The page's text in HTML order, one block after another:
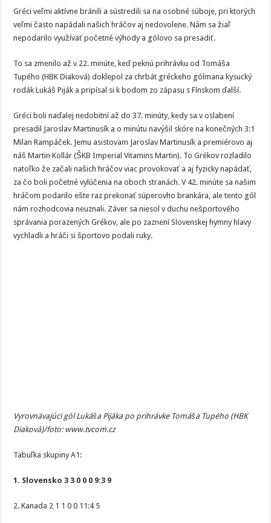
Gréci veľmi aktívne bránili a sústredili sa na osobné súboje, pri ktorých
veľmi často napádali našich hráčov aj nedovolene. Nám sa žiaľ
nepodarilo využívať početné výhody a gólovo sa presadiť.
To sa zmenilo až v 22. minúte, keď peknú prihrávku od Tomáša
Tupého (HBK Diaková) doklepol za chrbát gréckeho gólmana kysucký
rodák Lukáš Piják a pripísal si k bodom zo zápasu s Fínskom ďalší.
Gréci boli naďalej nedobitní až do 37. minúty, kedy sa v oslabení
presadil Jaroslav Martinusík a o minútu navýšil skóre na konečných 3:1
Milan Rampáček. Jemu asistovam Jaroslav Martinusík a premiérovo aj
náš Martin Kollár (ŠKB Imperial Vitamins Martin). To Grékov rozladilo
natoľko že začali našich hráčov viac provokovať a aj fyzicky napádať,
za čo boli početné vylúčenia na oboch stranách. V 42. minúte sa našim
hráčom podarilo ešte raz prekonať súperovho brankára, ale tento gól
nám rozhodcovia neuznali. Záver sa niesol v duchu nešportového
správania porazených Grékov, ale po zaznení Slovenskej hymny hlavy
vychladli a hráči si športovo podali ruky.
Vyrovnávajúci gól Lukáša Pijáka po prihrávke Tomáša Tupého (HBK
Diaková)/foto: www.tvcom.cz
Tabuľka skupiny A1:
1. Slovensko 3 3 0 0 0 9:3 9
2. Kanada 2 1 1 0 0 11:4 5